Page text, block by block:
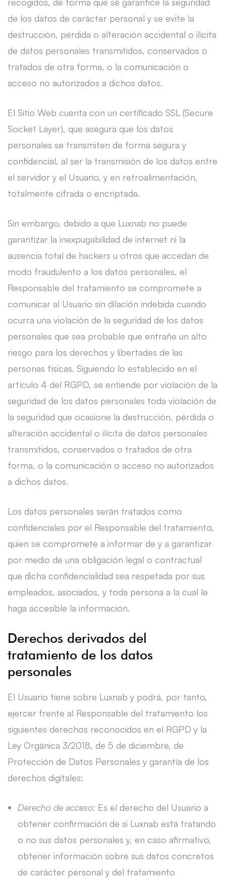
de los datos de carácter personal y se evite la
destrucción, pérdida o alteración accidental o ilícita
de datos personales transmitidos, conservados o
tratados de otra forma, o la comunicación o
acceso no autorizados a dichos datos.
El Sitio Web cuenta con un certificado SSL (Secure
Socket Layer), que asegura que los datos
personales se transmiten de forma segura y
confidencial, al ser la transmisión de los datos entre
el servidor y el Usuario, y en retroalimentación,
totalmente cifrada o encriptada.
Sin embargo, debido a que Luxnab no puede
garantizar la inexpugabilidad de internet ni la
ausencia total de hackers u otros que accedan de
modo fraudulento a los datos personales, el
Responsable del tratamiento se compromete a
comunicar al Usuario sin dilación indebida cuando
ocurra una violación de la seguridad de los datos
personales que sea probable que entrañe un alto
riesgo para los derechos y libertades de las
personas físicas. Siguiendo lo establecido en el
artículo 4 del RGPD, se entiende por violación de la
seguridad de los datos personales toda violación de
la seguridad que ocasione la destrucción, pérdida o
alteración accidental o ilícita de datos personales
transmitidos, conservados o tratados de otra
forma, o la comunicación o acceso no autorizados
a dichos datos.
Los datos personales serán tratados como
confidenciales por el Responsable del tratamiento,
quien se compromete a informar de y a garantizar
por medio de una obligación legal o contractual
que dicha confidencialidad sea respetada por sus
empleados, asociados, y toda persona a la cual le
haga accesible la información.
Derechos derivados del
tratamiento de los datos
personales
El Usuario tiene sobre Luxnab y podrá, por tanto,
ejercer frente al Responsable del tratamiento los
siguientes derechos reconocidos en el RGPD y la
Ley Orgánica 3/2018, de 5 de diciembre, de
Protección de Datos Personales y garantía de los
derechos digitales:
Derecho de acceso: Es el derecho del Usuario a
obtener confirmación de si Luxnab está tratando
o no sus datos personales y, en caso afirmativo,
obtener información sobre sus datos concretos
de carácter personal y del tratamiento